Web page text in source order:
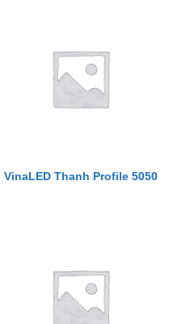
VinaLED Thanh Profile 5050